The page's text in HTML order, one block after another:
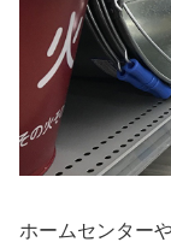
ホームセンター